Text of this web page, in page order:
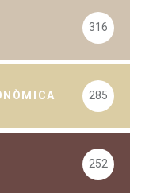
316
285
252